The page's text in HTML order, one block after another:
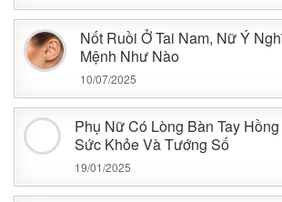
Nốt Ruồi Ở Tai Nam, Nữ Ý
Mệnh Như Nào
10/07/2025
Phụ Nữ Có Lòng Bàn Tay
Sức Khỏe Và Tướng Số
19/01/2025